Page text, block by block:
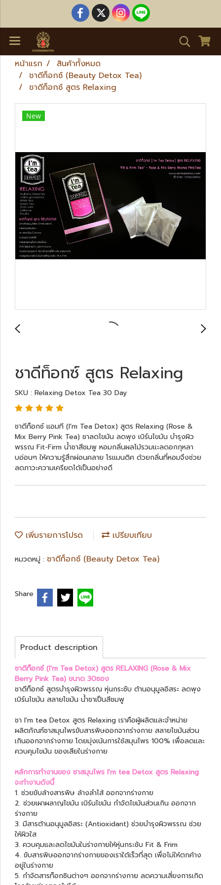
หน้าแรก
สินค้าทั้งหมด
ชาดีท็อกซ์ (Beauty Detox Tea)
ชาดีท็อกซ์ สูตร Relaxing
New
ชาดีท็อกซ์ สูตร Relaxing
SKU : Relaxing Detox Tea 30 Day
ชาดีท็อกซ์ แอมที (I'm Tea Detox) สูตร Relaxing (Rose &
Mix Berry Pink Tea) ชาลดไขมัน ลดพุง เบิร์นไขมัน บำรุงผิว
พรรณ Fit-Firm น้ำชาสีชมพู หอมกลิ่นผลไม้รวมแะลดอกกุหลา
บอ่อนๆ ให้ความรู้สึกผ่อนคลาย โรแมนติค ด้วยกลิ่นที่หอมจึงช่วย
ลดภาวะความเครียดได้เป็นอย่างดี
เพิ่มรายการโปรด เปรียบเทียบ
หมวดหมู่ : ชาดีท็อกซ์ (Beauty Detox Tea)
Share
Product description
ชาดีท็อกซ์ (I'm Tea Detox) สูตร RELAXING (Rose & Mix
Berry Pink Tea) ขนาด 30ซอง
ชาดีท็อกซ์ สูตรบำรุงผิวพรรณ หุ่นกระชับ ต้านอนุมูลอิสระ ลดพุง
เบิร์นไขมัน สลายไขมัน น้ำชาเป็นสีชมพู
ชา I'm tea Detox สูตร Relaxing เราคือผู้ผลิตและจำหน่าย
ผลิตภัณฑ์ชาสมุนไพรขับสารพิษออกจากร่างกาย สลายไขมันส่วน
เกินออกจากร่างกาย โดยมุ่งเน้นการใช้สมุนไพร 100% เพื่อลดและ
ควบคุมไขมัน ของเสียในร่างกาย
หลักการทำงานของ ชาสมุนไพร I'm tea Detox สูตร Relaxing
จะทำงานดังนี้
1. ช่วยขับล้างสารพิษ ล้างลำไส้ ออกจากร่างกาย
2. ช่วยเผาผลาญไขมัน เบิร์นไขมัน กำจัดไขมันส่วนเกิน ออกจาก
ร่างกาย
3. มีสารต้านอนุมูลอิสระ (Antioxidant) ช่วยบำรุงผิวพรรณ ช่วย
ให้ผิวใส
3. ควบคุมและลดไขมันในร่างกายให้หุ่นกระชับ Fit & Frim
4. ขับสารพิษออกจากร่างกายของเราใด้เร็วที่สุด เพื่อไม่ให้ตกค้าง
อยู่ในร่างกาย
5. กำจัดสารท็อกซินต่างๆ ออกจากร่างกาย ลดความเสี่ยงการเกิด